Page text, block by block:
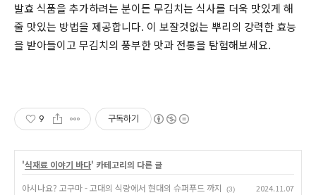
발효 식품을 추가하려는 분이든 무김치는 식사를 더욱 맛있게 해
줄 맛있는 방법을 제공합니다. 이 보잘것없는 뿌리의 강력한 효능
을 받아들이고 무김치의 풍부한 맛과 전통을 탐험해보세요.
9 구독하기
'식재료 이야기 바다' 카테고리의 다른 글
아시나요? 고구마 - 고대의 식량에서 현대의 슈퍼푸드 까지
(3) 2024.11.07